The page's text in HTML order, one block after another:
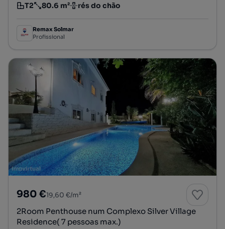
Tipologia
T2
Preço por metro quadrado
80.6 m²
Andar rés do chão
Remax Solmar
Profissional
980 €19,60 €/m²
2Room Penthouse num Complexo Silver Village
Residence( 7 pessoas max.)